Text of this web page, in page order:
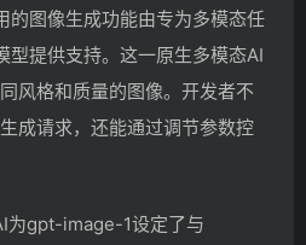
的图像生成功能由专为多模态任
型提供支持。这一原生多模态AI
风格和质量的图像。开发者不
成请求，还能通过调节参数控
为gpt-image-1设定了与